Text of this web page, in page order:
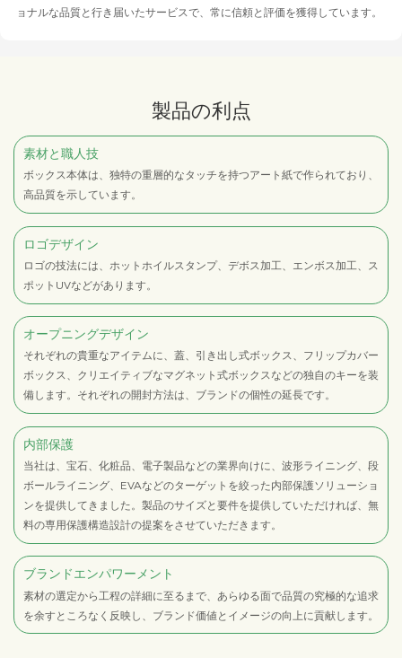
ョナルな品質と行き届いたサービスで、常に信頼と評価を獲得しています。
製品の利点
素材と職人技
ボックス本体は、独特の重層的なタッチを持つアート紙で作られており、
高品質を示しています。
ロゴデザイン
ロゴの技法には、ホットホイルスタンプ、デボス加工、エンボス加工、ス
ポットUVなどがあります。
オープニングデザイン
それぞれの貴重なアイテムに、蓋、引き出し式ボックス、フリップカバー
ボックス、クリエイティブなマグネット式ボックスなどの独自のキーを装
備します。それぞれの開封方法は、ブランドの個性の延長です。
内部保護
当社は、宝石、化粧品、電子製品などの業界向けに、波形ライニング、段
ボールライニング、EVAなどのターゲットを絞った内部保護ソリューショ
ンを提供してきました。製品のサイズと要件を提供していただければ、無
料の専用保護構造設計の提案をさせていただきます。
ブランドエンパワーメント
素材の選定から工程の詳細に至るまで、あらゆる面で品質の究極的な追求
を余すところなく反映し、ブランド価値とイメージの向上に貢献します。